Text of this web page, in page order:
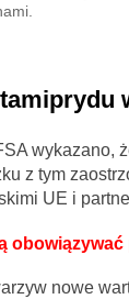
wykazano,
z tym
UE i
obowiązywać
nowe